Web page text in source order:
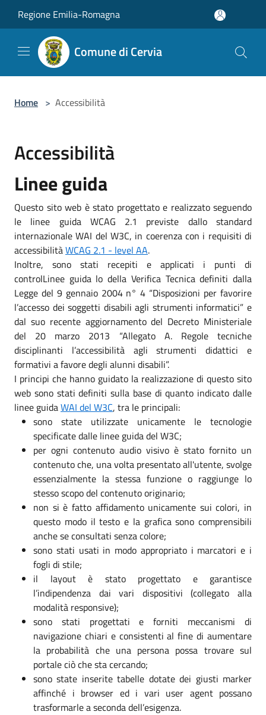
Regione Emilia-Romagna
Comune di Cervia
Home > Accessibilità
Accessibilità
Linee guida
Questo sito web è stato progettato e realizzato seguendo
le linee guida WCAG 2.1 previste dallo standard
internazionale WAI del W3C, in coerenza con i requisiti di
accessibilitàWCAG 2.1 - level AA.
Inoltre, sono stati recepiti e applicati i punti di
controlLinee guida lo della Verifica Tecnica definiti dalla
Legge del 9 gennaio 2004 n° 4 “Disposizioni per favorire
l’accesso dei soggetti disabili agli strumenti informatici” e
dal suo recente aggiornamento del Decreto Ministeriale
del 20 marzo 2013 “Allegato A. Regole tecniche
disciplinanti l’accessibilità agli strumenti didattici e
formativi a favore degli alunni disabili”.
I principi che hanno guidato la realizzazione di questo sito
web sono stati definiti sulla base di quanto indicato dalle
linee guidaWAI del W3C, tra le principali:
sono state utilizzate unicamente le tecnologie
specificate dalle linee guida del W3C;
per ogni contenuto audio visivo è stato fornito un
contenuto che, una volta presentato all'utente, svolge
essenzialmente la stessa funzione o raggiunge lo
stesso scopo del contenuto originario;
non si è fatto affidamento unicamente sui colori, in
questo modo il testo e la grafica sono comprensibili
anche se consultati senza colore;
sono stati usati in modo appropriato i marcatori e i
fogli di stile;
il layout è stato progettato e garantisce
l’indipendenza dai vari dispositivi (collegato alla
modalità responsive);
sono stati progettati e forniti meccanismi di
navigazione chiari e consistenti al fine di aumentare
la probabilità che una persona possa trovare sul
portale ciò che sta cercando;
sono state inserite tabelle dotate dei giusti marker
affinché i browser ed i vari user agent possano
trasformarle a seconda dell’esigenza.